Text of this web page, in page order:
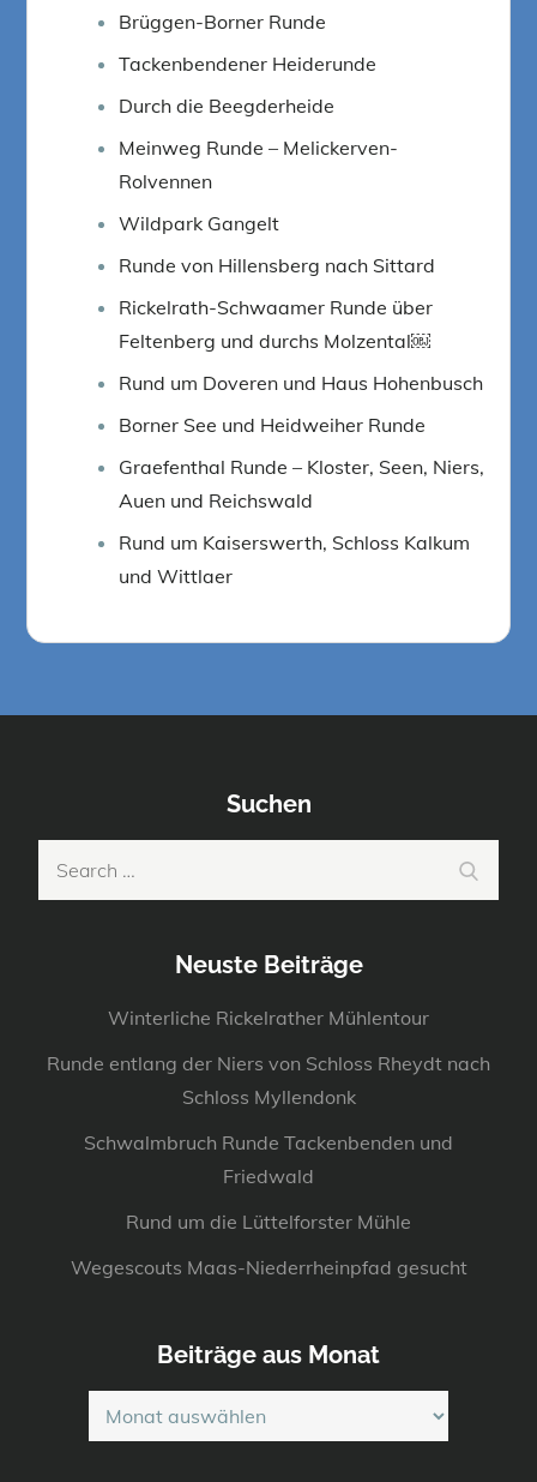
Brüggen-Borner Runde
Tackenbendener Heiderunde
Durch die Beegderheide
Meinweg Runde – Melickerven-
Rolvennen
Wildpark Gangelt
Runde von Hillensberg nach Sittard
Rickelrath-Schwaamer Runde über
Feltenberg und durchs Molzental￼
Rund um Doveren und Haus Hohenbusch
Borner See und Heidweiher Runde
Graefenthal Runde – Kloster, Seen, Niers,
Auen und Reichswald
Rund um Kaiserswerth, Schloss Kalkum
und Wittlaer
Suchen
Neuste Beiträge
Winterliche Rickelrather Mühlentour
Runde entlang der Niers von Schloss Rheydt nach
Schloss Myllendonk
Schwalmbruch Runde Tackenbenden und
Friedwald
Rund um die Lüttelforster Mühle
Wegescouts Maas-Niederrheinpfad gesucht
Beiträge aus Monat
Beiträge
aus